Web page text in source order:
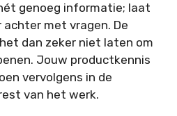
genoeg informatie; laat
met vragen. De
dan zeker niet laten om
Jouw productkennis
vervolgens in de
van het werk.